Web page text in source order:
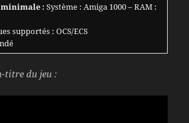
: Système : Amiga 1000 – RAM :
supportés : OCS/ECS
titre du jeu :